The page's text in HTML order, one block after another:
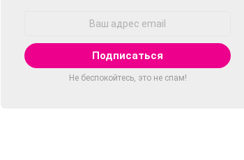
Не беспокойтесь, это не спам!